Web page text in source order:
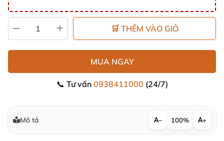
🛒 THÊM VÀO GIỎ
MUA NGAY
📞 Tư vấn 0938411000 (24/7)
Mô tả − 100% +